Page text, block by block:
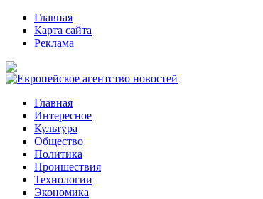
Главная
Карта сайта
Реклама
Главная
Интересное
Культура
Общество
Политика
Проишествия
Технологии
Экономика